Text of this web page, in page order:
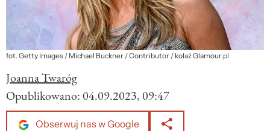
fot. Getty Images / Michael Buckner / Contributor / kolaż Glamour.pl
Joanna Twaróg
Opublikowano: 04.09.2023, 09:47
Obserwuj nas w Google